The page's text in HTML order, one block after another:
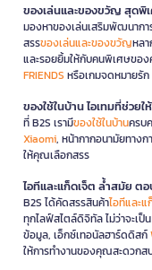
ของเล่นและของขวัญ สุดพิ
มองหาของเล่นเสริมพัฒนาก
สรรของเล่นและของขวัญหล
และรอยยิ้มให้กับคนพิเศษขอ
FRIENDS หรือเกมจดหมายรัก
ของใช้ในบ้าน ไอเทมที่ช่วย
ที่ B2S เรามีของใช้ในบ้านครบ
Xiaomi, หน้ากากอนามัยทาง
ให้คุณเลือกสรร
ไอทีและแก็ดเจ็ต ล้ำสมัย ต
B2S ได้คัดสรรสินค้าไอทีและแ
ทุกไลฟ์สไตล์ดิจิทัล ไม่ว่าจะเป็
ข้อมูล, เอ็กซ์เทอนัลฮาร์ดดิสก์
ให้การทำงานของคุณสะดวกส